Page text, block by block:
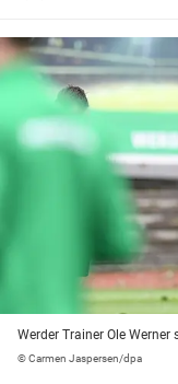
Werder Trainer Ole
© Carmen Jaspersen/dpa